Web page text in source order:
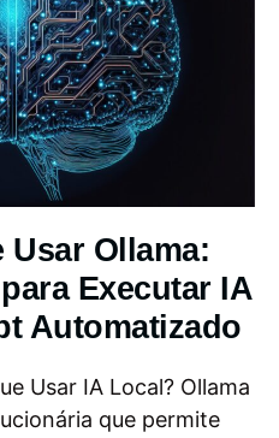
Usar Ollama:
Executar IA
Automatizado
Usar IA Local? Ollama
que permite